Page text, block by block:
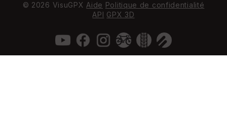
© 2026 VisuGPX Aide Politique de confidentialité
API GPX 3D